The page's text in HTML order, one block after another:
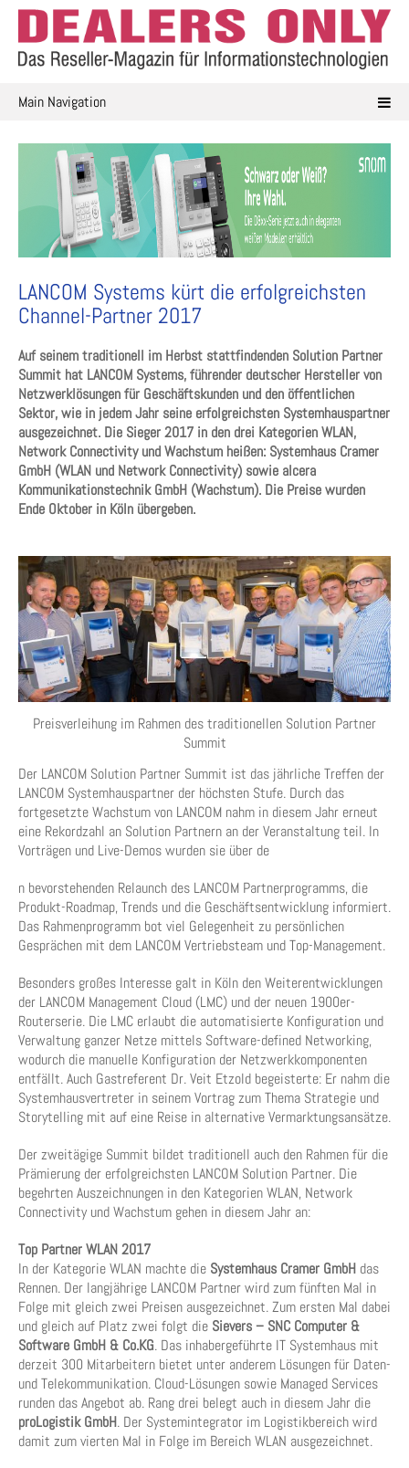
Skip
content
Main Navigation
LANCOM Systems kürt die erfolgreichsten
Channel-Partner 2017
Auf seinem traditionell im Herbst stattfindenden Solution Partner
Summit hat LANCOM Systems, führender deutscher Hersteller von
Netzwerklösungen für Geschäftskunden und den öffentlichen
Sektor, wie in jedem Jahr seine erfolgreichsten Systemhauspartner
ausgezeichnet. Die Sieger 2017 in den drei Kategorien WLAN,
Network Connectivity und Wachstum heißen: Systemhaus Cramer
GmbH (WLAN und Network Connectivity) sowie alcera
Kommunikationstechnik GmbH (Wachstum). Die Preise wurden
Ende Oktober in Köln übergeben.
Preisverleihung im Rahmen des traditionellen Solution Partner
Summit
Der LANCOM Solution Partner Summit ist das jährliche Treffen der
LANCOM Systemhauspartner der höchsten Stufe. Durch das
fortgesetzte Wachstum von LANCOM nahm in diesem Jahr erneut
eine Rekordzahl an Solution Partnern an der Veranstaltung teil. In
Vorträgen und Live-Demos wurden sie über de
n bevorstehenden Relaunch des LANCOM Partnerprogramms, die
Produkt-Roadmap, Trends und die Geschäftsentwicklung informiert.
Das Rahmenprogramm bot viel Gelegenheit zu persönlichen
Gesprächen mit dem LANCOM Vertriebsteam und Top-Management.
Besonders großes Interesse galt in Köln den Weiterentwicklungen
der LANCOM Management Cloud (LMC) und der neuen 1900er-
Routerserie. Die LMC erlaubt die automatisierte Konfiguration und
Verwaltung ganzer Netze mittels Software-defined Networking,
wodurch die manuelle Konfiguration der Netzwerkkomponenten
entfällt. Auch Gastreferent Dr. Veit Etzold begeisterte: Er nahm die
Systemhausvertreter in seinem Vortrag zum Thema Strategie und
Storytelling mit auf eine Reise in alternative Vermarktungsansätze.
Der zweitägige Summit bildet traditionell auch den Rahmen für die
Prämierung der erfolgreichsten LANCOM Solution Partner. Die
begehrten Auszeichnungen in den Kategorien WLAN, Network
Connectivity und Wachstum gehen in diesem Jahr an:
Top Partner WLAN 2017
In der Kategorie WLAN machte die Systemhaus Cramer GmbH das
Rennen. Der langjährige LANCOM Partner wird zum fünften Mal in
Folge mit gleich zwei Preisen ausgezeichnet. Zum ersten Mal dabei
und gleich auf Platz zwei folgt die Sievers – SNC Computer &
Software GmbH & Co.KG. Das inhabergeführte IT Systemhaus mit
derzeit 300 Mitarbeitern bietet unter anderem Lösungen für Daten-
und Telekommunikation. Cloud-Lösungen sowie Managed Services
runden das Angebot ab. Rang drei belegt auch in diesem Jahr die
proLogistik GmbH. Der Systemintegrator im Logistikbereich wird
damit zum vierten Mal in Folge im Bereich WLAN ausgezeichnet.